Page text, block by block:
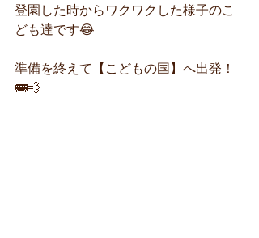
登園した時からワクワクした様子のこ
ども達です😂
準備を終えて【こどもの国】へ出発！
🚌💨